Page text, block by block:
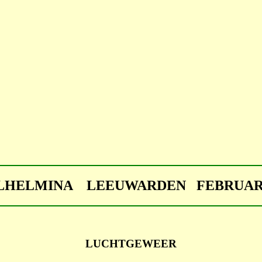
LEEUWARDEN
LUCHTGEWEER